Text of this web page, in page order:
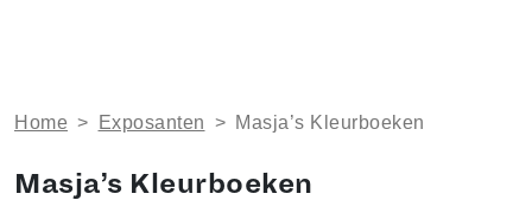
Home > Exposanten > Masja’s Kleurboeken
Masja’s Kleurboeken